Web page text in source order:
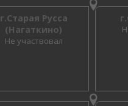
г.Старая Русса
(Нагаткино)
Не участвовал